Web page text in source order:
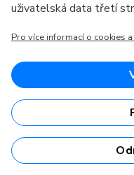
Naše výroba
Naši partneři
Zprávy
Ke stažení
Archiv ražeb
Mezi naše partnery
uživatelská data třetí
Pro více informací o cookies